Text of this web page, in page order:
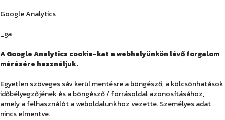
Google Analytics
_ga
A Google Analytics cookie-kat a webhelyünkön lévő forgalom
mérésére használjuk.
Egyetlen szöveges sáv kerül mentésre a böngésző, a kölcsönhatások
időbélyegzőjének és a böngésző / forrásoldal azonosításához,
amely a felhasználót a weboldalunkhoz vezette. Személyes adat
nincs elmentve.